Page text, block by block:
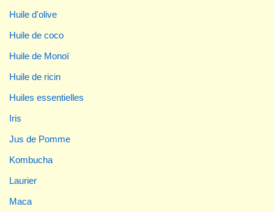
Huile d'olive
Huile de coco
Huile de Monoï
Huile de ricin
Huiles essentielles
Iris
Jus de Pomme
Kombucha
Laurier
Maca